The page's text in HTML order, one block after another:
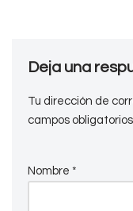
Deja una
Tu dirección de
campos
Nombre *